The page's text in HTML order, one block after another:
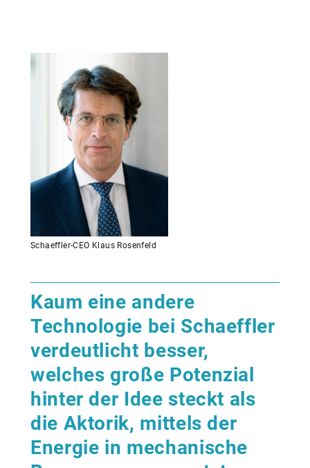
Schaeffler-CEO Klaus Rosenfeld
Kaum eine andere
Technologie bei Schaeffler
verdeutlicht besser,
welches große Potenzial
hinter der Idee steckt als
die Aktorik, mittels der
Energie in mechanische